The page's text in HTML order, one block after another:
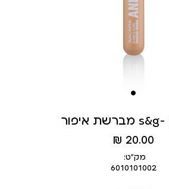
מחיר
מוצר
20.00 ₪
מק״ט:
6010101002